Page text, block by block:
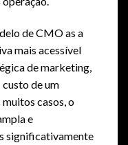
de CMO as a
mais acessível
de marketing,
custo de um
casos, o
e
significativamente